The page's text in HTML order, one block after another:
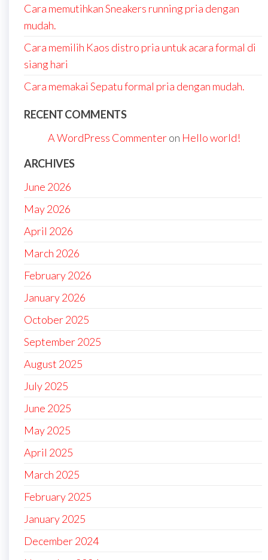
Cara memutihkan Sneakers running pria dengan
mudah.
Cara memilih Kaos distro pria untuk acara formal di
siang hari
Cara memakai Sepatu formal pria dengan mudah.
RECENT COMMENTS
A WordPress Commenteron Hello world!
ARCHIVES
June 2026
May 2026
April 2026
March 2026
February 2026
January 2026
October 2025
September 2025
August 2025
July 2025
June 2025
May 2025
April 2025
March 2025
February 2025
January 2025
December 2024